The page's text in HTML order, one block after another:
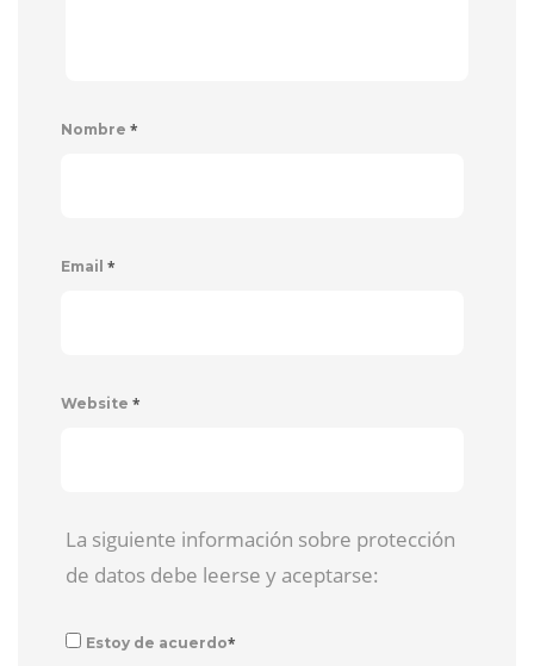
Nombre *
Email *
Website *
La siguiente información sobre protección
de datos debe leerse y aceptarse:
Estoy de acuerdo*